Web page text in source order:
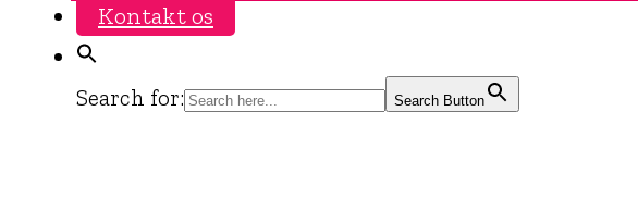
Kontakt os
Search for: Search Button